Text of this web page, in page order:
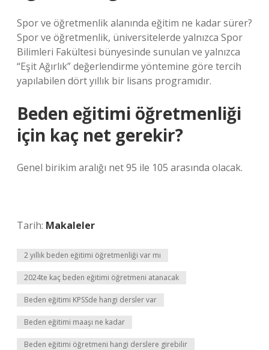
Spor ve öğretmenlik alanında eğitim ne kadar sürer?
Spor ve öğretmenlik, üniversitelerde yalnızca Spor
Bilimleri Fakültesi bünyesinde sunulan ve yalnızca
“Eşit Ağırlık” değerlendirme yöntemine göre tercih
yapılabilen dört yıllık bir lisans programıdır.
Beden eğitimi öğretmenliği
için kaç net gerekir?
Genel birikim aralığı net 95 ile 105 arasında olacak.
Tarih: Makaleler
2 yıllık beden eğitimi öğretmenliği var mı
2024te kaç beden eğitimi öğretmeni atanacak
Beden eğitimi KPSSde hangi dersler var
Beden eğitimi maaşı ne kadar
Beden eğitimi öğretmeni hangi derslere girebilir